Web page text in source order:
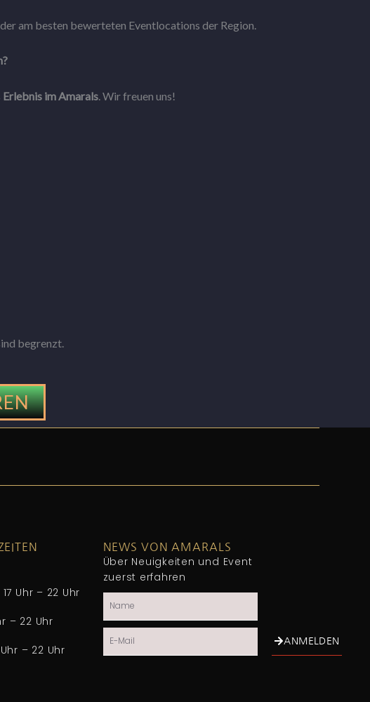
am besten bewerteten Eventlocations der Region.
Erlebnis im Amarals. Wir freuen uns!
begrenzt.
Uhr – 22 Uhr
– 22 Uhr
– 22 Uhr
NEWS VON AMARALS
Über Neuigkeiten und Event
zuerst erfahren
Name
Email ANMELDEN